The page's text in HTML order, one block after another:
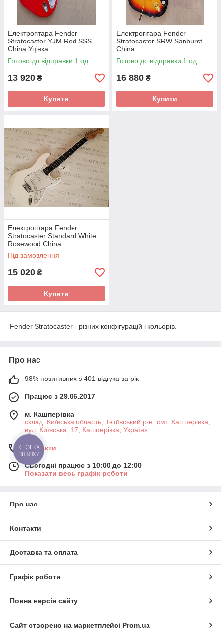
Електрогітара Fender
Stratocaster YJM Red SSS
China Уцінка
Готово до відправки 1 од.
13 920 ₴
Купити
Електрогітара Fender
Stratocaster SRW Sanburst
China
Готово до відправки 1 од.
16 880 ₴
Купити
Електрогітара Fender
Stratocaster Standard White
Rosewood China
Під замовлення
15 020 ₴
Купити
Fender Stratocaster - різних конфігурацій і кольорів.
Про нас
98% позитивних з 401 відгука за рік
Працює з 29.06.2017
м. Кашперівка
склад: Київська область, Тетіївський р-н, смт. Кашперівка,
вул. Київська, 17, Кашперівка, Україна
Контакти
Сьогодні працює з 10:00 до 12:00
Показати весь графік роботи
Про нас
Контакти
Доставка та оплата
Графік роботи
Повна версія сайту
Сайт створено на маркетплейсі Prom.ua
КНОПКА
ЗВ'ЯЗКУ